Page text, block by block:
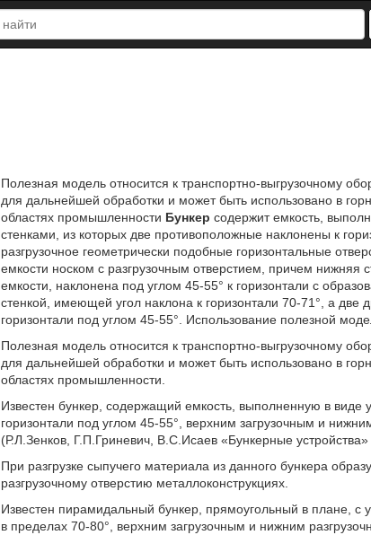
Полезная модель относится к транспортно-выгрузочному
для дальнейшей обработки и может быть использовано в
областях промышленности Бункер содержит емкость,
стенками, из которых две противоположные наклонены к
разгрузочное геометрически подобные горизонтальные
емкости носком с разгрузочным отверстием, причем нижняя
емкости, наклонена под углом 45-55° к горизонтали с
стенкой, имеющей угол наклона к горизонтали 70-71°, а две
горизонтали под углом 45-55°. Использование полезной
Полезная модель относится к транспортно-выгрузочному
для дальнейшей обработки и может быть использовано в
областях промышленности.
Известен бункер, содержащий емкость, выполненную в
горизонтали под углом 45-55°, верхним загрузочным и
(Р.Л.Зенков, Г.П.Гриневич, В.С.Исаев «Бункерные
При разгрузке сыпучего материала из данного бункера
разгрузочному отверстию металлоконструкциях.
Известен пирамидальный бункер, прямоугольный в плане, с
в пределах 70-80°, верхним загрузочным и нижним